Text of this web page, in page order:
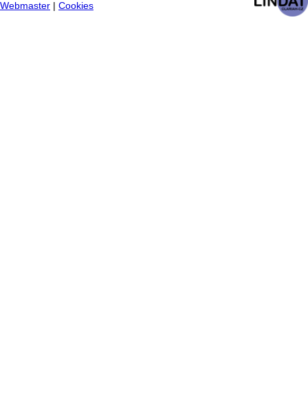
Webmaster
Cookies